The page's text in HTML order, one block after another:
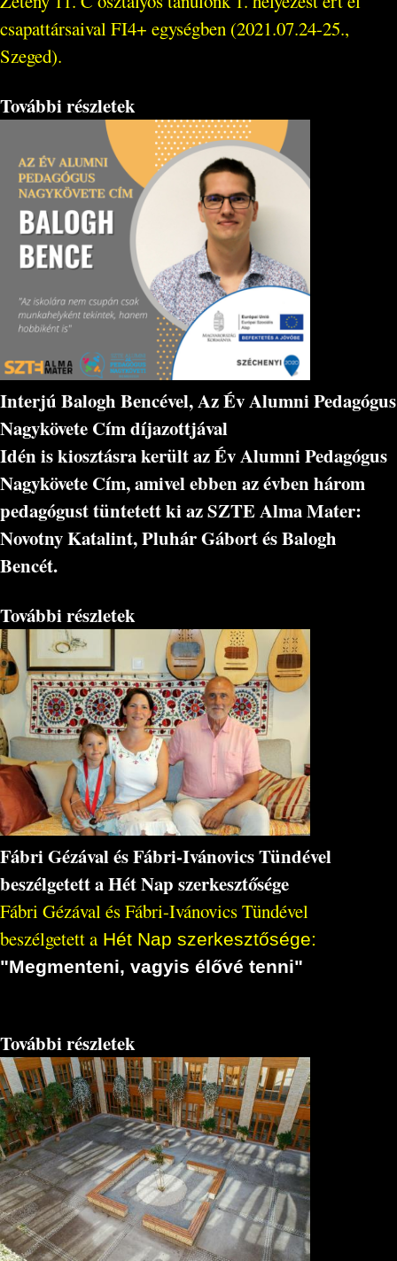
csapattársaival FI4+ egységben (2021.07.24-25.,
Szeged).
További részletek
Interjú Balogh Bencével, Az Év Alumni Pedagógus
Nagykövete Cím díjazottjával
Idén is kiosztásra került az Év Alumni Pedagógus
Nagykövete Cím, amivel ebben az évben három
pedagógust tüntetett ki az SZTE Alma Mater:
Novotny Katalint, Pluhár Gábort ésBalogh
Bencét.
További részletek
Fábri Gézával és Fábri-Ivánovics Tündével
beszélgetett a Hét Nap szerkesztősége
Fábri Gézával és Fábri-Ivánovics Tündével
beszélgetett aHét Nap szerkesztősége:
"Megmenteni, vagyis élővé tenni"
További részletek